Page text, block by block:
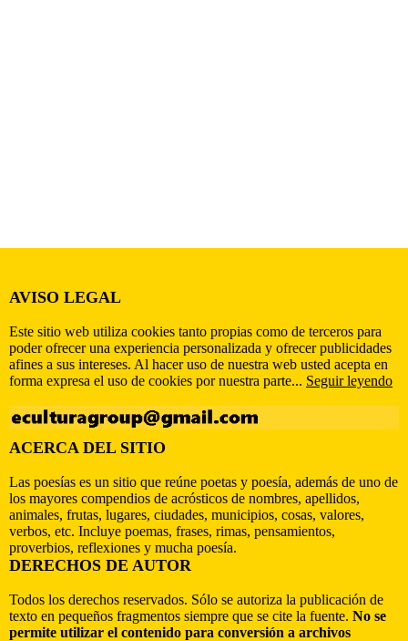
AVISO LEGAL
Este sitio web utiliza cookies tanto propias como de terceros para
poder ofrecer una experiencia personalizada y ofrecer publicidades
afines a sus intereses. Al hacer uso de nuestra web usted acepta en
forma expresa el uso de cookies por nuestra parte... Seguir leyendo
ACERCA DEL SITIO
Las poesías es un sitio que reúne poetas y poesía, además de uno de
los mayores compendios de acrósticos de nombres, apellidos,
animales, frutas, lugares, ciudades, municipios, cosas, valores,
verbos, etc. Incluye poemas, frases, rimas, pensamientos,
proverbios, reflexiones y mucha poesía.
DERECHOS DE AUTOR
Todos los derechos reservados. Sólo se autoriza la publicación de
texto en pequeños fragmentos siempre que se cite la fuente. No se
permite utilizar el contenido para conversión a archivos